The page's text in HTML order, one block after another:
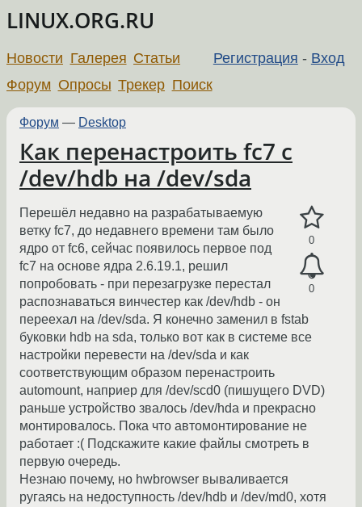
LINUX.ORG.RU
Регистрация - Вход
Новости Галерея Статьи
Форум Опросы Трекер Поиск
Форум — Desktop
Как перенастроить fc7 с
/dev/hdb на /dev/sda
0
0
Перешёл недавно на разрабатываемую
ветку fc7, до недавнего времени там было
ядро от fc6, сейчас появилось первое под
fc7 на основе ядра 2.6.19.1, решил
попробовать - при перезагрузке перестал
распознаваться винчестер как /dev/hdb - он
переехал на /dev/sda. Я конечно заменил в fstab
буковки hdb на sda, только вот как в системе все
настройки перевести на /dev/sda и как
соответствующим образом перенастроить
automount, наприер для /dev/scd0 (пишущего DVD)
раньше устройство звалось /dev/hda и прекрасно
монтировалось. Пока что автомонтирование не
работает :( Подскажите какие файлы смотреть в
первую очередь.
Незнаю почему, но hwbrowser вываливается
ругаясь на недоступность /dev/hdb и /dev/md0, хотя